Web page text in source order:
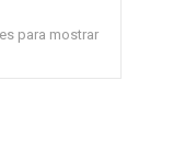
para mostrar